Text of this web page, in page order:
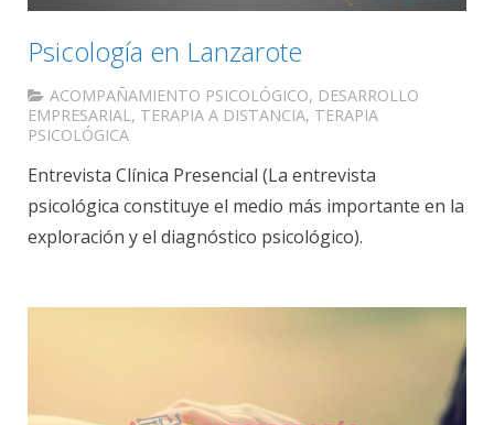
Psicología en Lanzarote
ACOMPAÑAMIENTO PSICOLÓGICO, DESARROLLO
EMPRESARIAL , TERAPIA A DISTANCIA, TERAPIA
PSICOLÓGICA
Entrevista Clínica Presencial (La entrevista
psicológica constituye el medio más importante en la
exploración y el diagnóstico psicológico).